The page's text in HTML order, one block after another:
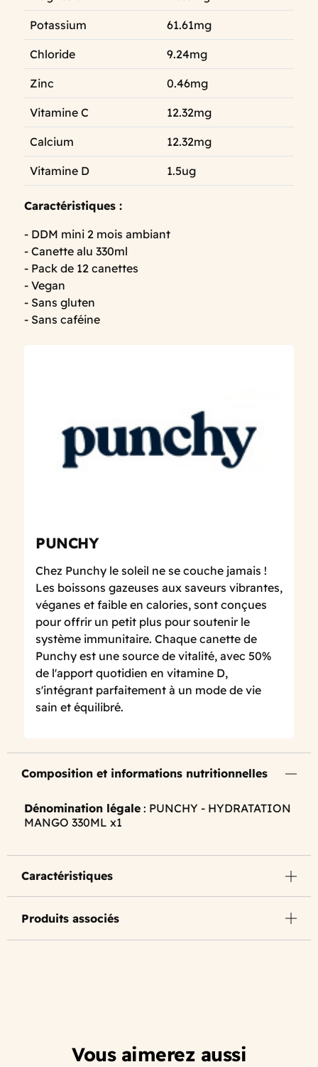
Potassium 61.61mg
Chloride 9.24mg
Zinc 0.46mg
Vitamine C 12.32mg
Calcium 12.32mg
Vitamine D 1.5ug
Caractéristiques :
- DDM mini 2 mois ambiant
- Canette alu 330ml
- Pack de 12 canettes
- Vegan
- Sans gluten
- Sans caféine
PUNCHY
Chez Punchy le soleil ne se couche jamais !
Les boissons gazeuses aux saveurs vibrantes,
véganes et faible en calories, sont conçues
pour offrir un petit plus pour soutenir le
système immunitaire. Chaque canette de
Punchy est une source de vitalité, avec 50%
de l'apport quotidien en vitamine D,
s'intégrant parfaitement à un mode de vie
sain et équilibré.
Composition et informations nutritionnelles
Dénomination légale : PUNCHY - HYDRATATION
MANGO 330ML x1
Caractéristiques
Produits associés
Vous aimerez aussi